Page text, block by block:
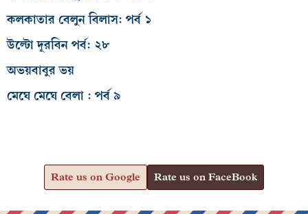
কলকাতার বেলুন বিলাস: পর্ব ১
উল্টো দূরবিন পর্ব: ২৮
অভয়বাবুর ভয়
মেঘে মেঘে বেলা : পর্ব ৯
Rate us on Google Rate us on FaceBook